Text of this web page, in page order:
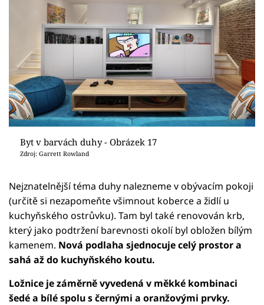
Byt v barvách duhy - Obrázek 17
Zdroj: Garrett Rowland
Nejznatelnější téma duhy nalezneme v obývacím pokoji
(určitě si nezapomeňte všimnout koberce a židlí u
kuchyňského ostrůvku). Tam byl také renovován krb,
který jako podtržení barevnosti okolí byl obložen bílým
kamenem. Nová podlaha sjednocuje celý prostor a
sahá až do kuchyňského koutu.
Ložnice je záměrně vyvedená v měkké kombinaci
šedé a bílé spolu s černými a oranžovými prvky.